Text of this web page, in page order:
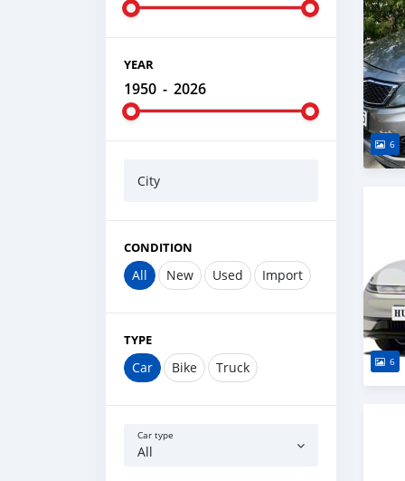
YEAR
1950 - 2026
City
CONDITION
All New Used Import
TYPE
Car Bike Truck
Car type
All
6
6